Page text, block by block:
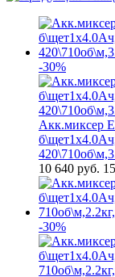
-30%
Акк.миксер
10 640 руб.
-30%